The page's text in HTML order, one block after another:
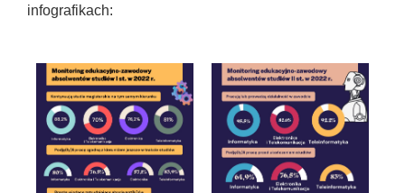
infografikach: